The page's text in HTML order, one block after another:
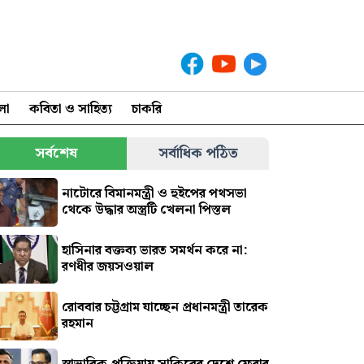
কবিতা ও সাহিত্য চাকরি
সর্বশেষ সর্বাধিক পঠিত
নাটোরে বিমানমন্ত্রী ও হুইপের পথসভা
থেকে উদ্ধার অস্ত্রটি খেলনা পিস্তল
হাসিনার বক্তব্য ভারত সমর্থন করে না:
রণধীর জয়সওয়াল
রোববার চট্টগ্রাম যাচ্ছেন প্রধানমন্ত্রী তারেক
রহমান